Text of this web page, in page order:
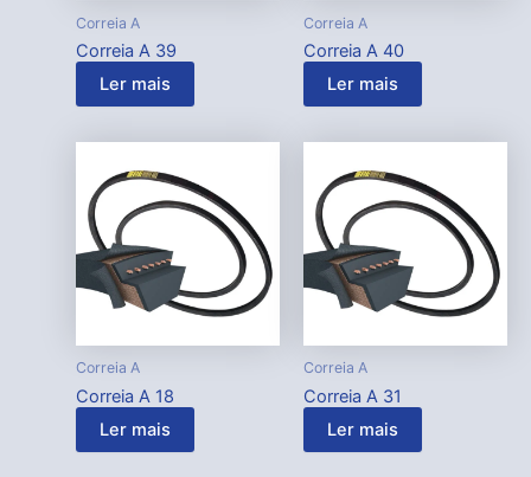
Correia A
Correia A 39
Ler mais
Correia A
Correia A 40
Ler mais
Correia A
Correia A 18
Ler mais
Correia A
Correia A 31
Ler mais